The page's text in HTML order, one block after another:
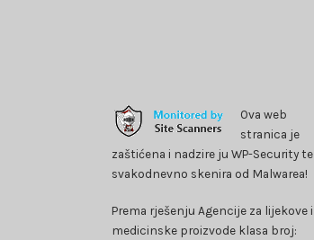
Ova web
stranica je
zaštićena i nadzire ju WP-Security te
svakodnevno skenira od Malwarea!
Prema rješenju Agencije za lijekove i
medicinske proizvode klasa broj: